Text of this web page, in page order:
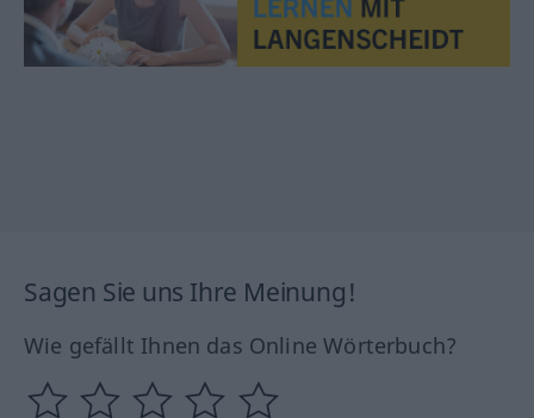
Sagen Sie uns Ihre Meinung!
Wie gefällt Ihnen das Online Wörterbuch?